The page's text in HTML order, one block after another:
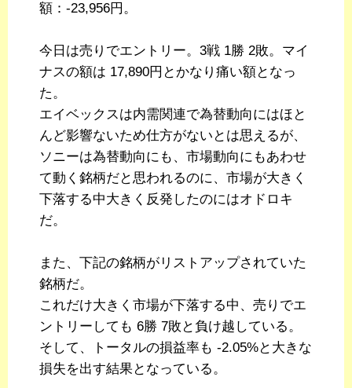
額：-23,956円。
今日は売りでエントリー。3戦 1勝 2敗。マイ
ナスの額は 17,890円とかなり痛い額となっ
た。
エイベックスは内需関連で為替動向にはほと
んど影響ないため仕方がないとは思えるが、
ソニーは為替動向にも、市場動向にもあわせ
て動く銘柄だと思われるのに、市場が大きく
下落する中大きく反発したのにはオドロキ
だ。
また、下記の銘柄がリストアップされていた
銘柄だ。
これだけ大きく市場が下落する中、売りでエ
ントリーしても 6勝 7敗と負け越している。
そして、トータルの損益率も -2.05%と大きな
損失を出す結果となっている。